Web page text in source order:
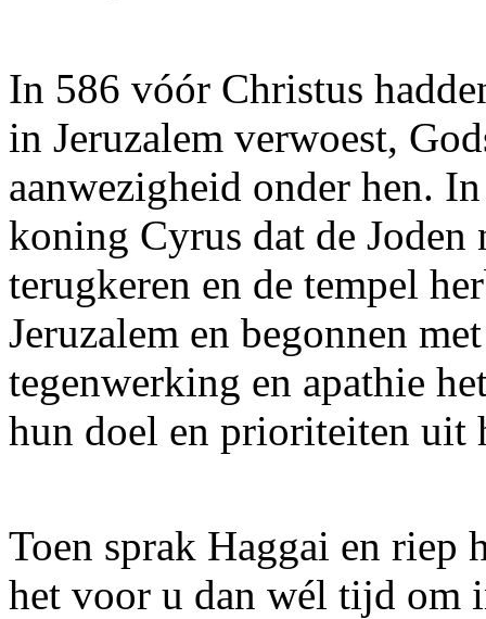
In 586 vóór Christus
in Jeruzalem verwoest,
aanwezigheid onder hen.
koning Cyrus dat de Joden
terugkeren en de tempel
Jeruzalem en begonnen
tegenwerking en apathie
hun doel en prioriteiten uit
Toen sprak Haggai en riep
het voor u dan wél tijd om